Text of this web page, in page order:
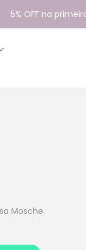
OFF na primeira
Mosche.